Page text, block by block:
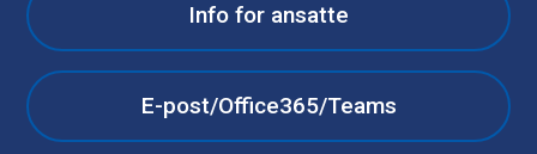
Info for ansatte
E-post/Office365/Teams